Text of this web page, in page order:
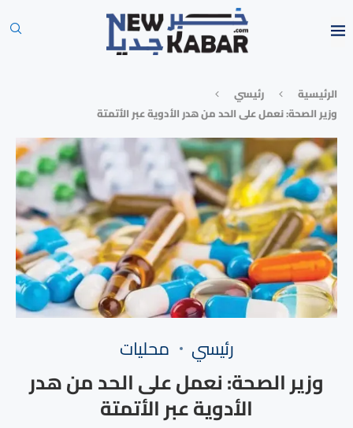
الرئيسية
رئيسي
وزير الصحة: نعمل على الحد من هدر الأدوية عبر الأتمتة
رئيسي محليات
وزير الصحة: نعمل على الحد من هدر
الأدوية عبر الأتمتة